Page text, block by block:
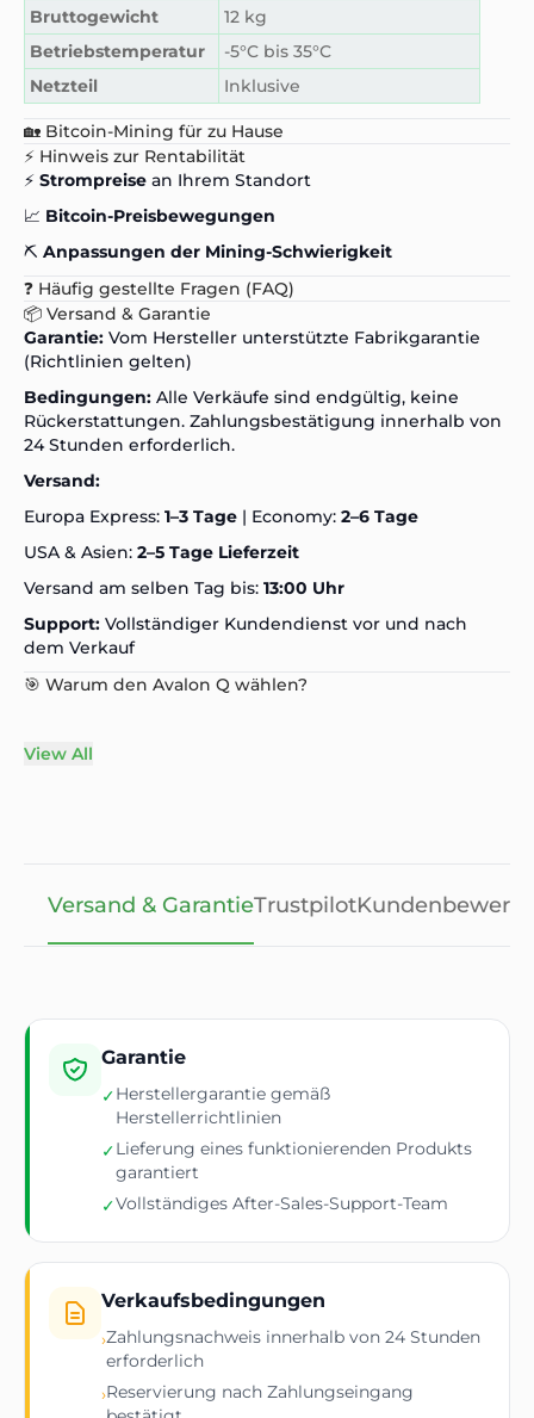
Bruttogewicht
12 kg
Betriebstemperatur
-5°C bis 35°C
Netzteil
Inklusive
🏡 Bitcoin-Mining für zu Hause
⚡ Hinweis zur Rentabilität
⚡ Strompreise an Ihrem Standort
📈 Bitcoin-Preisbewegungen
⛏️ Anpassungen der Mining-Schwierigkeit
❓ Häufig gestellte Fragen (FAQ)
📦 Versand & Garantie
Garantie: Vom Hersteller unterstützte Fabrikgarantie
(Richtlinien gelten)
Bedingungen: Alle Verkäufe sind endgültig, keine
Rückerstattungen. Zahlungsbestätigung innerhalb von
24 Stunden erforderlich.
Versand:
Europa Express: 1–3 Tage | Economy: 2–6 Tage
USA & Asien: 2–5 Tage Lieferzeit
Versand am selben Tag bis: 13:00 Uhr
Support: Vollständiger Kundendienst vor und nach
dem Verkauf
🎯 Warum den Avalon Q wählen?
View All
Versand & GarantieTrustpilot
Garantie
✓Herstellergarantie gemäß
Herstellerrichtlinien
✓Lieferung eines funktionierenden Produkts
garantiert
✓Vollständiges After-Sales-Support-Team
Verkaufsbedingungen
›Zahlungsnachweis innerhalb von 24 Stunden
erforderlich
›Reservierung nach Zahlungseingang